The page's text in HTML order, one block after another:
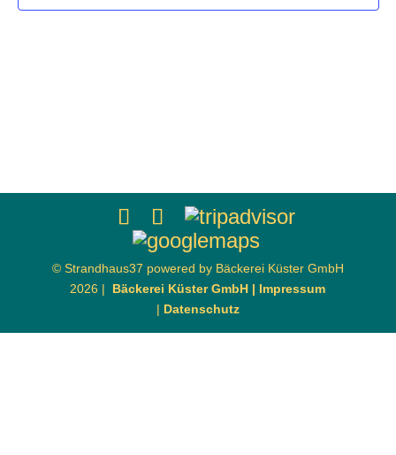
© Strandhaus37 powered by Bäckerei Küster GmbH
2026 |
Bäckerei Küster GmbH | Impressum
| Datenschutz